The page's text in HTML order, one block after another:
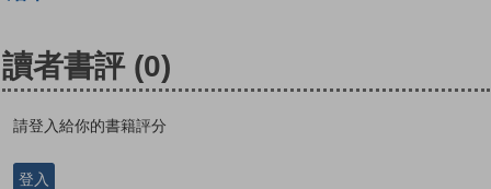
讀者書評 (0)
請登入給你的書籍評分
登入